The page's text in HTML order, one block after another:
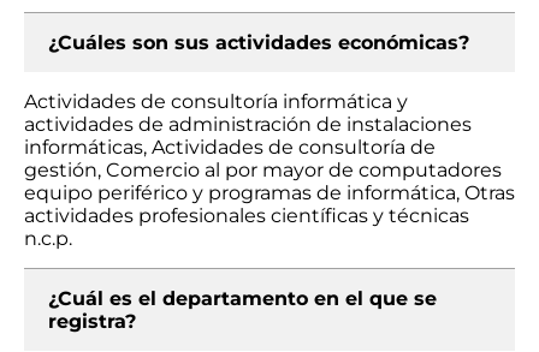
¿Cuáles son sus actividades económicas?
Actividades de consultoría informática y
actividades de administración de instalaciones
informáticas, Actividades de consultoría de
gestión, Comercio al por mayor de computadores
equipo periférico y programas de informática, Otras
actividades profesionales científicas y técnicas
n.c.p.
¿Cuál es el departamento en el que se
registra?